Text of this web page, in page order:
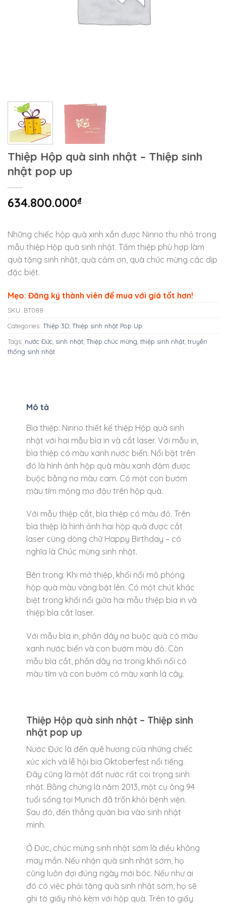
Thiệp Hộp quà sinh nhật – Thiệp sinh
nhật pop up
634.800.000₫
Những chiếc hộp quà xinh xắn được Ninrio thu nhỏ trong
mẫu thiệp Hộp quà sinh nhật. Tấm thiệp phù hợp làm
quà tặng sinh nhật, quà cảm ơn, quà chúc mừng các dịp
đặc biệt.
Mẹo: Đăng ký thành viên để mua với giá tốt hơn!
SKU: BT088
Categories: Thiệp 3D Thiệp sinh nhật Pop Up
Tags: nước Đức sinh nhật Thiệp chúc mừng thiệp sinh nhật truyền
thống sinh nhật
Mô tả
Bìa thiệp: Ninrio thiết kế thiệp Hộp quà sinh
nhật với hai mẫu bìa in và cắt laser. Với mẫu in,
bìa thiệp có màu xanh nước biển. Nổi bật trên
đó là hình ảnh hộp quà màu xanh đậm được
buộc bằng nơ màu cam. Có một con bướm
màu tím mộng mơ đậu trên hộp quà.
Với mẫu thiệp cắt, bìa thiệp có màu đỏ. Trên
bìa thiệp là hình ảnh hai hộp quà được cắt
laser cùng dòng chữ Happy Birthday – có
nghĩa là Chúc mừng sinh nhật.
Bên trong: Khi mở thiệp, khối nổi mô phỏng
hộp quà màu vàng bật lên. Có một chút khác
biệt trong khối nổi giữa hai mẫu thiệp bìa in và
thiệp bìa cắt laser.
Với mẫu bìa in, phần dây nơ buộc quà có màu
xanh nước biển và con bướm màu đỏ. Còn
mẫu bìa cắt, phần dây nơ trong khối nổi có
màu tím và con bướm có màu xanh lá cây.
Thiệp Hộp quà sinh nhật – Thiệp sinh
nhật pop up
Nước Đức là đến quê hương của những chiếc
xúc xích và lễ hội bia Oktoberfest nổi tiếng.
Đây cũng là một đất nước rất coi trọng sinh
nhật. Bằng chứng là năm 2013, một cụ ông 94
tuổi sống tại Munich đã trốn khỏi bệnh viện.
Sau đó, đến thẳng quán bia vào sinh nhật
mình.
Ở Đức, chúc mừng sinh nhật sớm là điều không
may mắn. Nếu nhận quà sinh nhật sớm, họ
cũng luôn đợi đúng ngày mới bóc. Nếu như ai
đó có việc phải tặng quà sinh nhật sớm, họ sẽ
ghi tờ giấy nhỏ kèm với hộp quà. Trên tờ giấy